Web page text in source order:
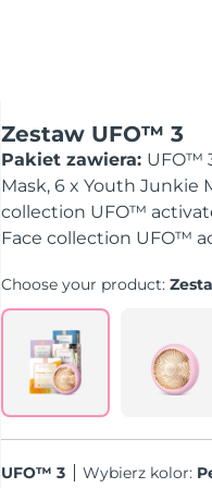
Zestaw UFO™ 3
Pakiet zawiera: UFO™
Mask, 6 x Youth Junkie
collection UFO™
Face collection UFO™
Choose your product:
UFO™ 3 Wybierz kolor: